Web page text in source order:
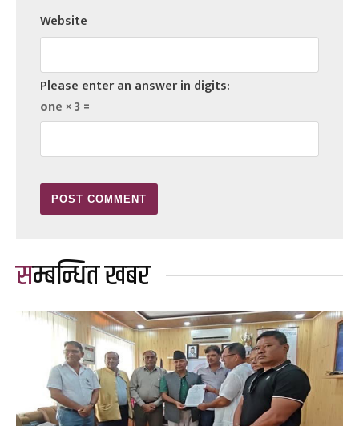
Website
Please enter an answer in digits:
one × 3 =
सम्बन्धित खबर